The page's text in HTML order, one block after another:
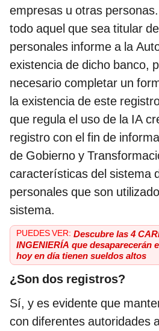
empresas u otras
todo aquel que sea titular
personales informe a la
existencia de dicho banco,
necesario completar un
la existencia de este
que regula el uso de la IA
registro con el fin de
de Gobierno y
características del sistema
personales que son
sistema.
PUEDES VER: Descubre las 4
INGENIERÍA que desaparecerán
hoy en día tienen sueldos altos
¿Son dos registros?
Sí, y es evidente que
con diferentes autoridades